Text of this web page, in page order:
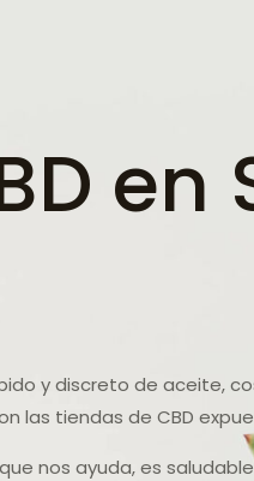
en
y discreto de aceite,
las tiendas de CBD
nos ayuda, es